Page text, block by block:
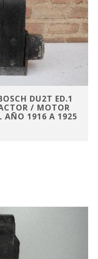
DU2T ED.1
/ MOTOR
AÑO 1916 A 1925